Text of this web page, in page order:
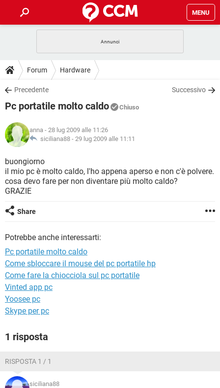
MENU
INTRATTENIMENTO
iOS
INSTAGRAM WHATSAPP
TIKTOK
HARDWARE
GUIDE
COVID-19
INSTAGRAM
TIKTOK
HARDWARE
DOWNLOAD
COVID-19 GAMING
INTRATTENIMENTO
iOS WINDOWS 10
INSTAGRAM
TIKTOK FACEBOOK
HARDWARE
FORUM
COVID-19
INTRATTENIMENTO
iOS
INSTAGRAM WHATSAPP
HARDWARE
GLOSSARIO
COVID-19
INTRATTENIMENTO ANDROID
iOS
INSTAGRAM
HARDWARE
Forum Hardware
Precedente Successivo
Pc portatile molto caldo Chiuso
anna - 28 lug 2009 alle 11:26
siciliana88 - 29 lug 2009 alle 11:11
buongiorno
il mio pc è molto caldo, l'ho appena aperso e non c'è polvere.
cosa devo fare per non diventare più molto caldo?
GRAZIE
Share
Potrebbe anche interessarti:
Pc portatile molto caldo
Come sbloccare il mouse del pc portatile hp
Come fare la chiocciola sul pc portatile
Vinted app pc
Yoosee pc
Skype per pc
1 risposta
RISPOSTA 1 / 1
siciliana88